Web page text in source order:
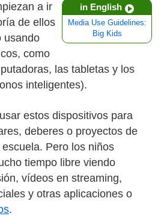
in English
Media Use Guidelines:
Big Kids
a ir
de ellos
usando
como
las tabletas y los
inteligentes).
estos dispositivos para
deberes o proyectos de
Pero los niños
tiempo libre viendo
vídeos en streaming,
y otras aplicaciones o
.